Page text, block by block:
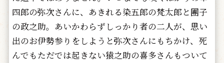
四郎の弥次さんに、あきれる染五郎の梵太郎と團子
の政之助。あいかわらずしっかり者の二人が、思い
出のお伊勢参りをしようと弥次さんにもちかけ、死
んでもただでは起きない猿之助の喜多さんもついて